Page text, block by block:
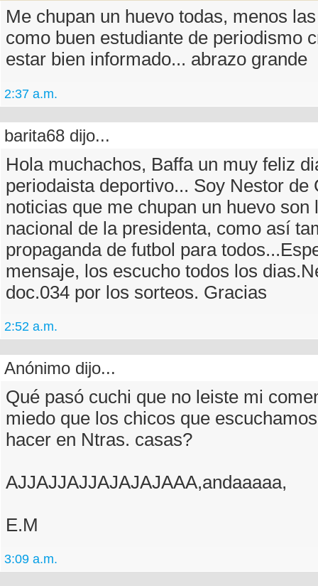
Me chupan un huevo todas, menos
como buen estudiante de periodismo
estar bien informado... abrazo grande
2:37 a.m.
barita68 dijo...
Hola muchachos, Baffa un muy feliz
periodaista deportivo... Soy Nestor de
noticias que me chupan un huevo son
nacional de la presidenta, como así
propaganda de futbol para
mensaje, los escucho todos los
doc.034 por los sorteos. Gracias
2:52 a.m.
Anónimo dijo...
Qué pasó cuchi que no leiste mi
miedo que los chicos que
hacer en Ntras. casas?
AJJAJJAJJAJAJAJAAA,andaaaaa,
E.M
3:09 a.m.